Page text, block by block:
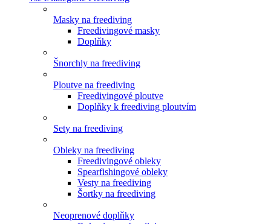
Masky na freediving
Freedivingové masky
Doplňky
Šnorchly na freediving
Ploutve na freediving
Freedivingové ploutve
Doplňky k freediving ploutvím
Sety na freediving
Obleky na freediving
Freedivingové obleky
Spearfishingové obleky
Vesty na freediving
Šortky na freediving
Neoprenové doplňky